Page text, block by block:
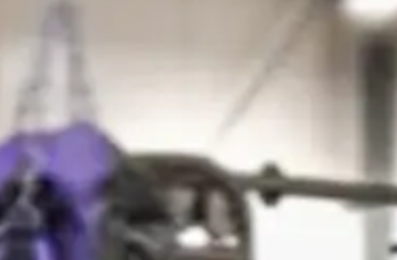
Ontdek laagdrempelig boksen bij ons. Bij ons kun je
genieten van recreatief boksen, ideaal voor starters
en recreanten. Onze bokslessen zijn ontworpen voor
iedereen, ongeacht je niveau. Geen verplichtingen,
gewoon plezier en beweging. Elke les daagt je uit om
je grenzen te verleggen, terwijl je gemotiveerd blijft
om je beste zelf te zijn. Verminder stress door
middel van dynamische en gecontroleerde
boksbewegingen. Train in een respectvolle en
ondersteunende groep. Iedereen werkt op zijn eigen
tempo, met aanmoediging van ervaren trainers. Kom
langs en ervaar hoe recreatief boksen je helpt fitter